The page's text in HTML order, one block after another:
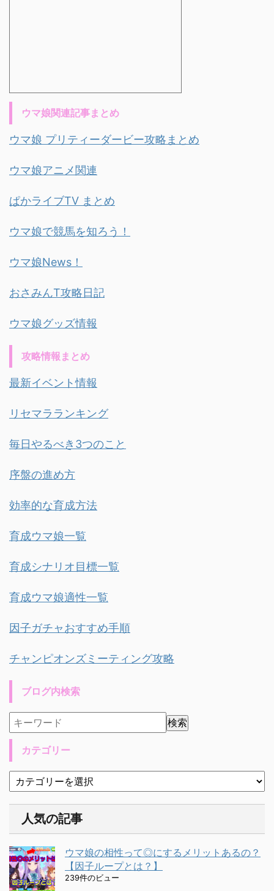
ウマ娘関連記事まとめ
ウマ娘 プリティーダービー攻略まとめ
ウマ娘アニメ関連
ぱかライブTV まとめ
ウマ娘で競馬を知ろう！
ウマ娘News！
おさみんT攻略日記
ウマ娘グッズ情報
攻略情報まとめ
最新イベント情報
リセマラランキング
毎日やるべき3つのこと
序盤の進め方
効率的な育成方法
育成ウマ娘一覧
育成シナリオ目標一覧
育成ウマ娘適性一覧
因子ガチャおすすめ手順
チャンピオンズミーティング攻略
ブログ内検索
カテゴリー
人気の記事
ウマ娘の相性って◎にするメリットあるの？
【因子ループとは？】
239件のビュー